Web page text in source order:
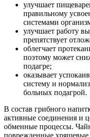
улучшает
правильному
системами
улучшает работу
препятствует
облегчает
поэтому может
подагре;
оказывает
систему и
больных подагрой.
В состав грибного
активные соединения и
обменные процессы.